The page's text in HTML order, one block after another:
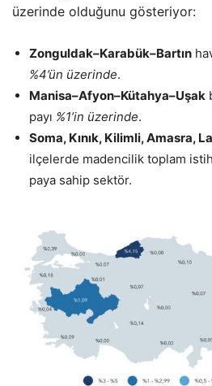
üzerinde olduğunu gösteriyor:
Zonguldak–Karabük–Bartın
%4’ün üzerinde.
Manisa–Afyon–Kütahya–Uşak
payı %1’in üzerinde.
Soma, Kınık, Kilimli, Amasra,
ilçelerde madencilik toplam
paya sahip sektör.